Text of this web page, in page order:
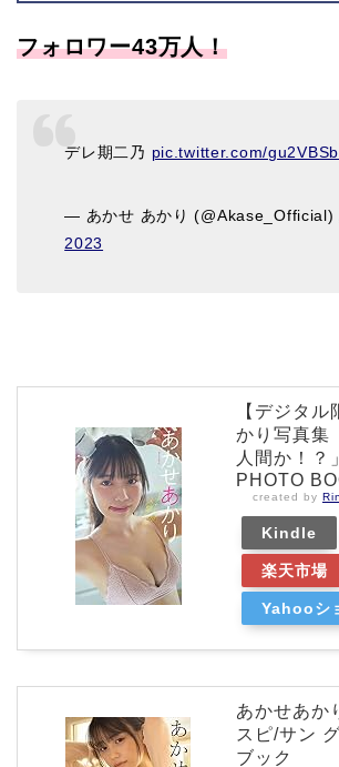
フォロワー43万人！
デレ期二乃 pic.twitter.com/
— あかせ あかり (@Akase_Official)
2023
【デジタ
かり写真集
人間か！？
PHOTO
created by
Kindle
楽天市場
Yahooシ
あかせあ
スピ/サン
ブック